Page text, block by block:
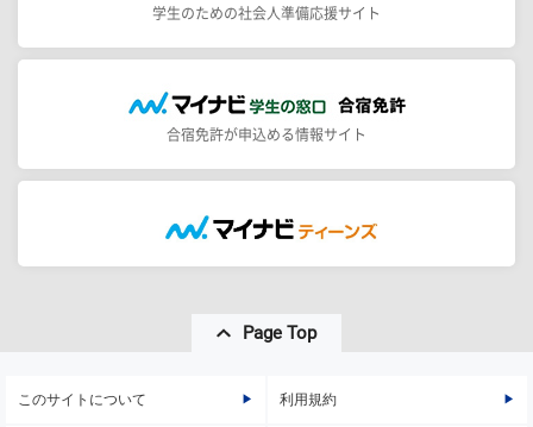
学生のための社会人準備応援サイト
合宿免許が申込める情報サイト
Page Top
このサイトについて 利用規約